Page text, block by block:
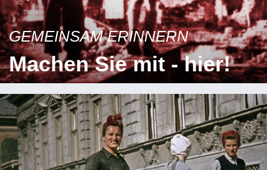
GEMEINSAM ERINNERN
Machen Sie mit - hier!